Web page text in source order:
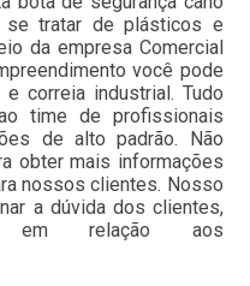
se tratar de plásticos e
da empresa Comercial
você pode
correia industrial. Tudo
time de profissionais
de alto padrão. Não
obter mais informações
nossos clientes. Nosso
a dúvida dos clientes,
em relação aos